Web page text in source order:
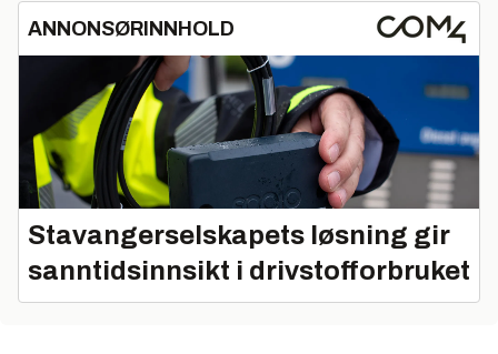
ANNONSØRINNHOLD
Stavangerselskapets løsning gir
sanntidsinnsikt i drivstofforbruket